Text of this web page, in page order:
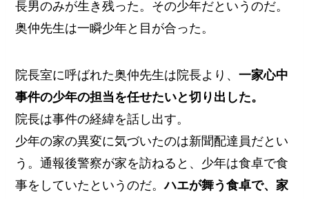
長男のみが生き残った。その少年だというのだ。
奥仲先生は一瞬少年と目が合った。
院長室に呼ばれた奥仲先生は院長より、一家心中
事件の少年の担当を任せたいと切り出した。
院長は事件の経緯を話し出す。
少年の家の異変に気づいたのは新聞配達員だとい
う。通報後警察が家を訪ねると、少年は食卓で食
事をしていたというのだ。ハエが舞う食卓で、家